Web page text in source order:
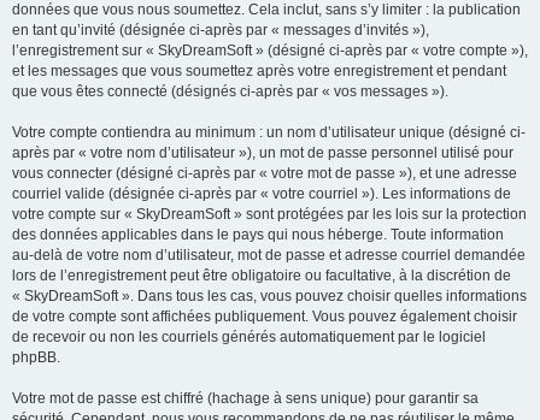
données que vous nous soumettez. Cela inclut, sans s’y limiter : la publication
en tant qu’invité (désignée ci-après par « messages d’invités »),
l’enregistrement sur « SkyDreamSoft » (désigné ci-après par « votre compte »),
et les messages que vous soumettez après votre enregistrement et pendant
que vous êtes connecté (désignés ci-après par « vos messages »).
Votre compte contiendra au minimum : un nom d’utilisateur unique (désigné ci-
après par « votre nom d’utilisateur »), un mot de passe personnel utilisé pour
vous connecter (désigné ci-après par « votre mot de passe »), et une adresse
courriel valide (désignée ci-après par « votre courriel »). Les informations de
votre compte sur « SkyDreamSoft » sont protégées par les lois sur la protection
des données applicables dans le pays qui nous héberge. Toute information
au-delà de votre nom d’utilisateur, mot de passe et adresse courriel demandée
lors de l’enregistrement peut être obligatoire ou facultative, à la discrétion de
« SkyDreamSoft ». Dans tous les cas, vous pouvez choisir quelles informations
de votre compte sont affichées publiquement. Vous pouvez également choisir
de recevoir ou non les courriels générés automatiquement par le logiciel
phpBB.
Votre mot de passe est chiffré (hachage à sens unique) pour garantir sa